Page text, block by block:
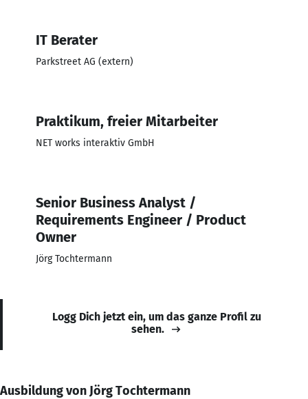
IT Berater
Parkstreet AG (extern)
Praktikum, freier Mitarbeiter
NET works interaktiv GmbH
Senior Business Analyst /
Requirements Engineer / Product
Owner
Jörg Tochtermann
Logg Dich jetzt ein, um das ganze Profil zu
sehen.
Ausbildung von Jörg Tochtermann